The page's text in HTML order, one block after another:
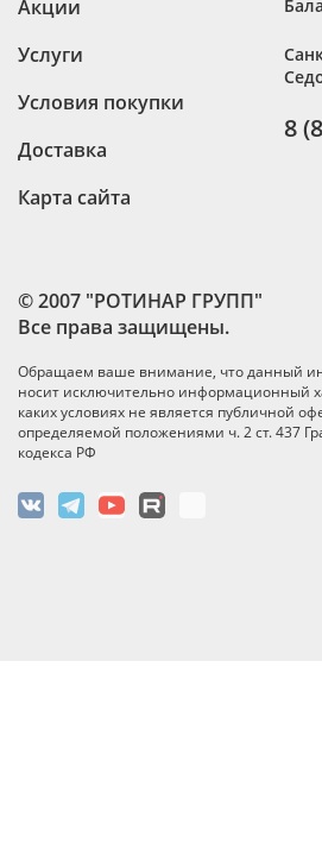
© 2007 "РОТИНАР ГРУПП"
Все права защищены.
Обращаем ваше внимание, что данный
носит исключительно информационный
каких условиях не является публичной
определяемой положениями ч. 2 ст. 437
кодекса РФ
Акции
Услуги
Условия покупки
Доставка
Карта сайта
8